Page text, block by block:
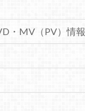
・MV（PV）情報